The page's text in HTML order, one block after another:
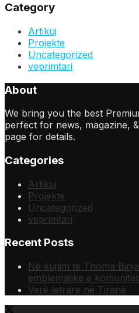
Category
Artikuj
Projekte
Uncategorized
veprimtari
About
We bring you the best
perfect for news, magazine,
page for details.
Categories
Artikuj
Projekte
Uncategorized
veprimtari
Recent Posts
Në kujtim të Thoma
emblematike e
Verë letrare në Tiranë